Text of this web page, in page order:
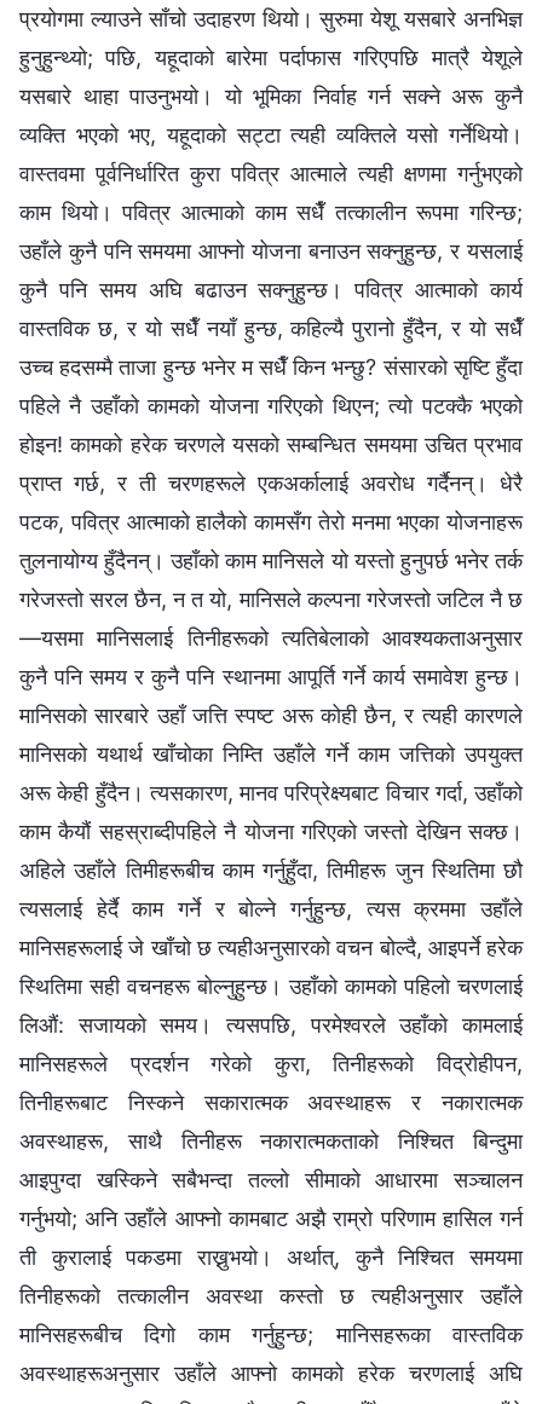
प्रयोगमा ल्याउने साँचो उदाहरण थियो। सुरुमा येशू यसबारे अनभिज्ञ
हुनुहुन्थ्यो; पछि, यहूदाको बारेमा पर्दाफास गरिएपछि मात्रै येशूले
यसबारे थाहा पाउनुभयो। यो भूमिका निर्वाह गर्न सक्‍ने अरू कुनै
व्यक्ति भएको भए, यहूदाको सट्टा त्यही व्यक्तिले यसो गर्नेथियो।
वास्तवमा पूर्वनिर्धारित कुरा पवित्र आत्‍माले त्यही क्षणमा गर्नुभएको
काम थियो। पवित्र आत्माको काम सधैँ तत्कालीन रूपमा गरिन्छ;
उहाँले कुनै पनि समयमा आफ्‍नो योजना बनाउन सक्‍नुहुन्छ, र यसलाई
कुनै पनि समय अघि बढाउन सक्‍नुहुन्छ। पवित्र आत्‍माको कार्य
वास्तविक छ, र यो सधैँ नयाँ हुन्छ, कहिल्यै पुरानो हुँदैन, र यो सधैँ
उच्‍च हदसम्मै ताजा हुन्छ भनेर म सधैँ किन भन्छु? संसारको सृष्टि हुँदा
पहिले नै उहाँको कामको योजना गरिएको थिएन; त्यो पटक्कै भएको
होइन! कामको हरेक चरणले यसको सम्‍बन्धित समयमा उचित प्रभाव
प्राप्त गर्छ, र ती चरणहरूले एकअर्कालाई अवरोध गर्दैनन्। धेरै
पटक, पवित्र आत्माको हालैको कामसँग तेरो मनमा भएका योजनाहरू
तुलनायोग्य हुँदैनन्। उहाँको काम मानिसले यो यस्तो हुनुपर्छ भनेर तर्क
गरेजस्तो सरल छैन, न त यो, मानिसले कल्‍पना गरेजस्तो जटिल नै छ
—यसमा मानिसलाई तिनीहरूको त्यतिबेलाको आवश्यकताअनुसार
कुनै पनि समय र कुनै पनि स्थानमा आपूर्ति गर्ने कार्य समावेश हुन्छ।
मानिसको सारबारे उहाँ जत्ति स्पष्ट अरू कोही छैन, र त्यही कारणले
मानिसको यथार्थ खाँचोका निम्ति उहाँले गर्ने काम जत्तिको उपयुक्त
अरू केही हुँदैन। त्यसकारण, मानव परिप्रेक्ष्यबाट विचार गर्दा, उहाँको
काम कैयौं सहस्राब्दीपहिले नै योजना गरिएको जस्तो देखिन सक्छ।
अहिले उहाँले तिमीहरूबीच काम गर्नुहुँदा, तिमीहरू जुन स्थितिमा छौ
त्यसलाई हेर्दै काम गर्ने र बोल्‍ने गर्नुहुन्छ, त्यस क्रममा उहाँले
मानिसहरूलाई जे खाँचो छ त्यहीअनुसारको वचन बोल्दै, आइपर्ने हरेक
स्थितिमा सही वचनहरू बोल्‍नुहुन्छ। उहाँको कामको पहिलो चरणलाई
लिऔं: सजायको समय। त्यसपछि, परमेश्‍वरले उहाँको कामलाई
मानिसहरूले प्रदर्शन गरेको कुरा, तिनीहरूको विद्रोहीपन,
तिनीहरूबाट निस्कने सकारात्मक अवस्थाहरू र नकारात्मक
अवस्थाहरू, साथै तिनीहरू नकारात्मकताको निश्चित बिन्दुमा
आइपुग्दा खस्किने सबैभन्दा तल्‍लो सीमाको आधारमा सञ्चालन
गर्नुभयो; अनि उहाँले आफ्‍नो कामबाट अझै राम्रो परिणाम हासिल गर्न
ती कुरालाई पकडमा राख्नुभयो। अर्थात्, कुनै निश्‍चित समयमा
तिनीहरूको तत्कालीन अवस्था कस्तो छ त्यहीअनुसार उहाँले
मानिसहरूबीच दिगो काम गर्नुहुन्छ; मानिसहरूका वास्तविक
अवस्थाहरूअनुसार उहाँले आफ्‍नो कामको हरेक चरणलाई अघि